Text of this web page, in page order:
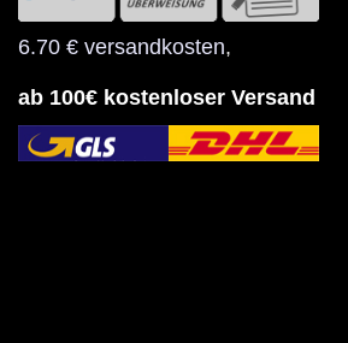
6.70 € versandkosten,
ab 100€ kostenloser Versand